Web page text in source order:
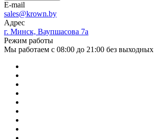
E-mail
sales@krown.by
Адрес
г. Минск, Ваупшасова 7а
Режим работы
Мы работаем с 08:00 до 21:00 без выходных